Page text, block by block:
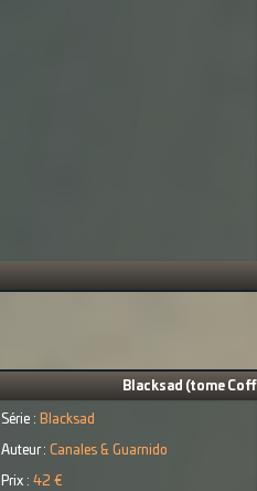
Blacksad (tome
Série : Blacksad
Auteur : Canales & Guarnido
Prix : 42 €